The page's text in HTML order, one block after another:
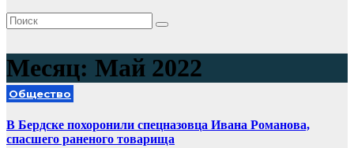
Месяц: Май 2022
Общество
В Бердске похоронили спецназовца Ивана Романова,
спасшего раненого товарища